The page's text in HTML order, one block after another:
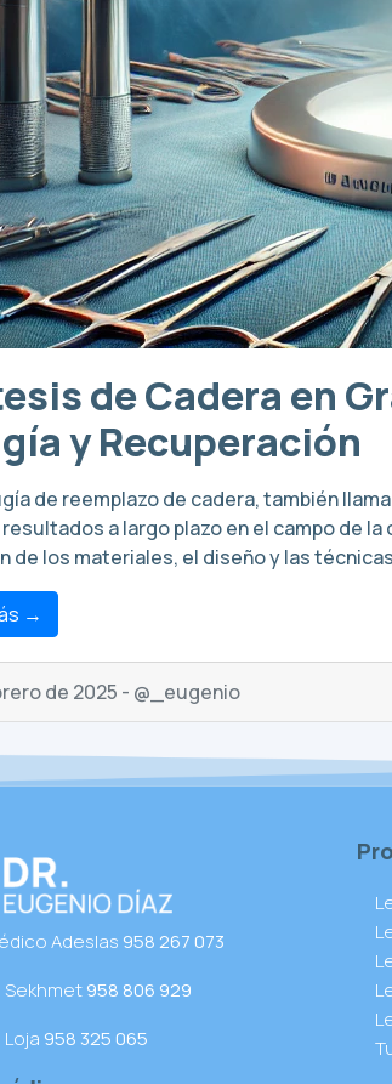
de Cadera en
y Recuperación
de reemplazo de cadera, también
a largo plazo en el campo de
de los materiales, el diseño y las
→
de 2025 - @_eugenio
Adeslas 958 267 073
Sekhmet958 806 929
958 325 065